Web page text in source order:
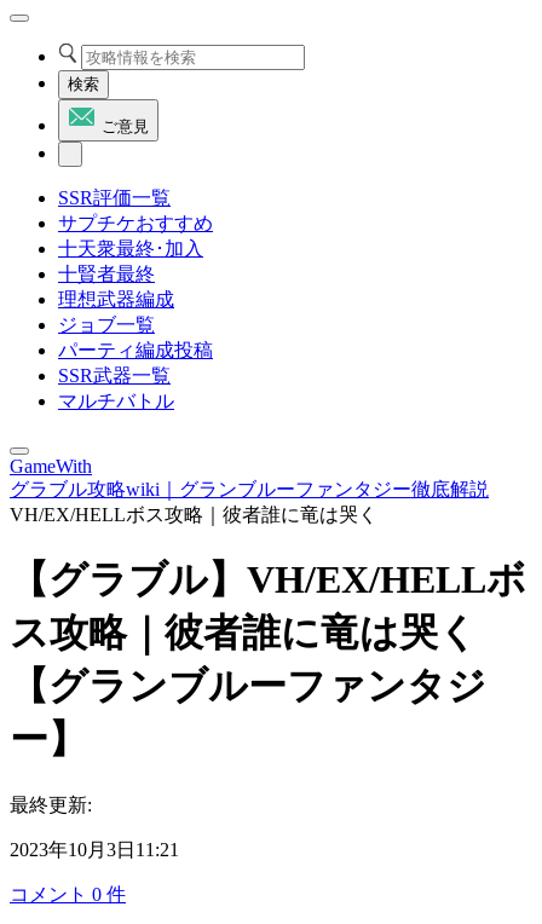
検索
ご意見
SSR評価一覧
サプチケおすすめ
十天衆最終･加入
十賢者最終
理想武器編成
ジョブ一覧
パーティ編成投稿
SSR武器一覧
マルチバトル
GameWith
グラブル攻略wiki｜グランブルーファンタジー徹底解説
VH/EX/HELLボス攻略｜彼者誰に竜は哭く
【グラブル】VH/EX/HELLボ
ス攻略｜彼者誰に竜は哭く
【グランブルーファンタジ
ー】
最終更新:
2023年10月3日11:21
コメント 0 件